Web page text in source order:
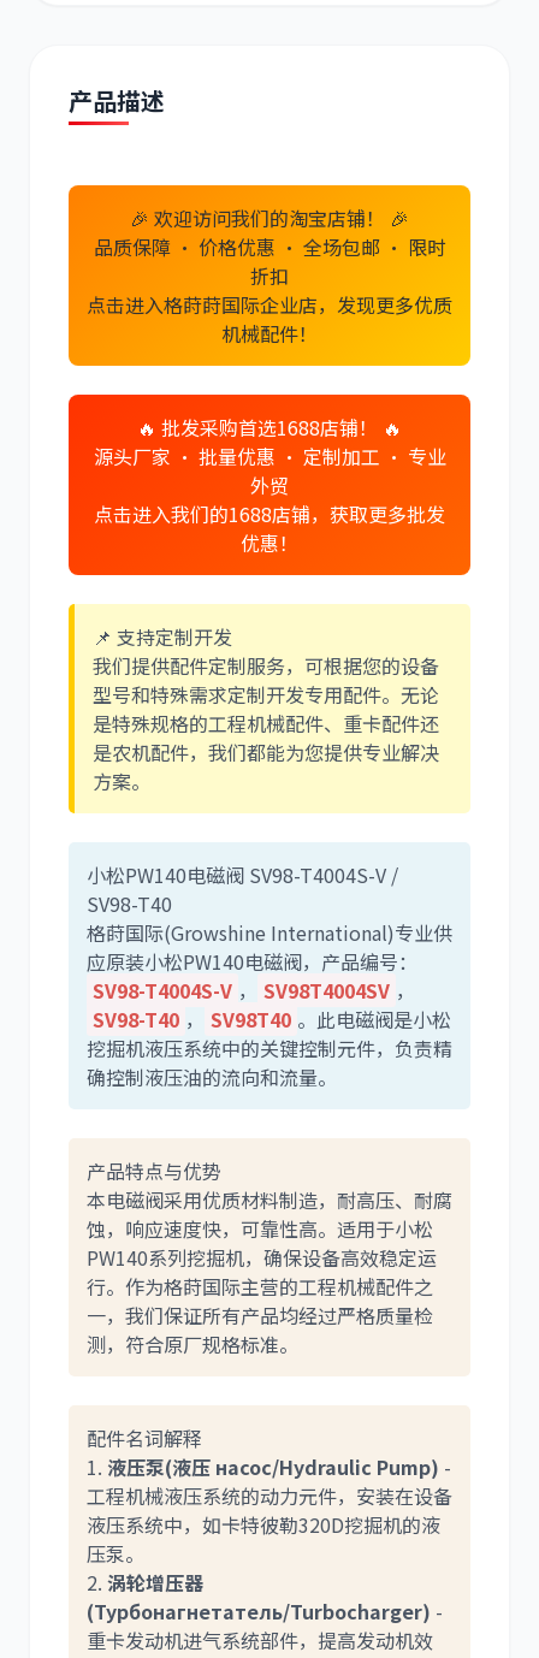
斗山 三一
卡尔玛 杰西博
大宇 丰田
约翰迪尔 徐工
利勃海尔 凯斯
潍柴
产品描述
🎉 欢迎访问我们的淘宝店铺！ 🎉
品质保障 · 价格优惠 · 全场包邮 · 限时
折扣
点击进入格莳莳国际企业店，发现更多优质
机械配件！
🔥 批发采购首选1688店铺！ 🔥
源头厂家 · 批量优惠 · 定制加工 · 专业
外贸
点击进入我们的1688店铺，获取更多批发
优惠！
📌 支持定制开发
我们提供配件定制服务，可根据您的设备
型号和特殊需求定制开发专用配件。无论
是特殊规格的工程机械配件、重卡配件还
是农机配件，我们都能为您提供专业解决
方案。
小松PW140电磁阀 SV98-T4004S-V /
SV98-T40
格莳国际(Growshine International)专业供
应原装小松PW140电磁阀，产品编号：
SV98-T4004S-V ， SV98T4004SV ，
SV98-T40 ， SV98T40 。此电磁阀是小松
挖掘机液压系统中的关键控制元件，负责精
确控制液压油的流向和流量。
产品特点与优势
本电磁阀采用优质材料制造，耐高压、耐腐
蚀，响应速度快，可靠性高。适用于小松
PW140系列挖掘机，确保设备高效稳定运
行。作为格莳国际主营的工程机械配件之
一，我们保证所有产品均经过严格质量检
测，符合原厂规格标准。
配件名词解释
1. 液压泵(液压 насос/Hydraulic Pump) -
工程机械液压系统的动力元件，安装在设备
液压系统中，如卡特彼勒320D挖掘机的液
压泵。
2. 涡轮增压器
(Турбонагнетатель/Turbocharger) -
重卡发动机进气系统部件，提高发动机效